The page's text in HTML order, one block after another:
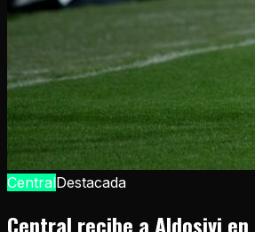
CentralDestacada
Central recibe a Aldosivi